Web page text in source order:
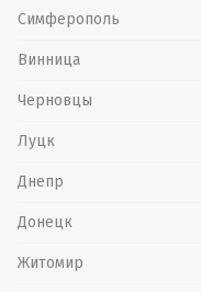
Симферополь
Винница
Черновцы
Луцк
Днепр
Донецк
Житомир